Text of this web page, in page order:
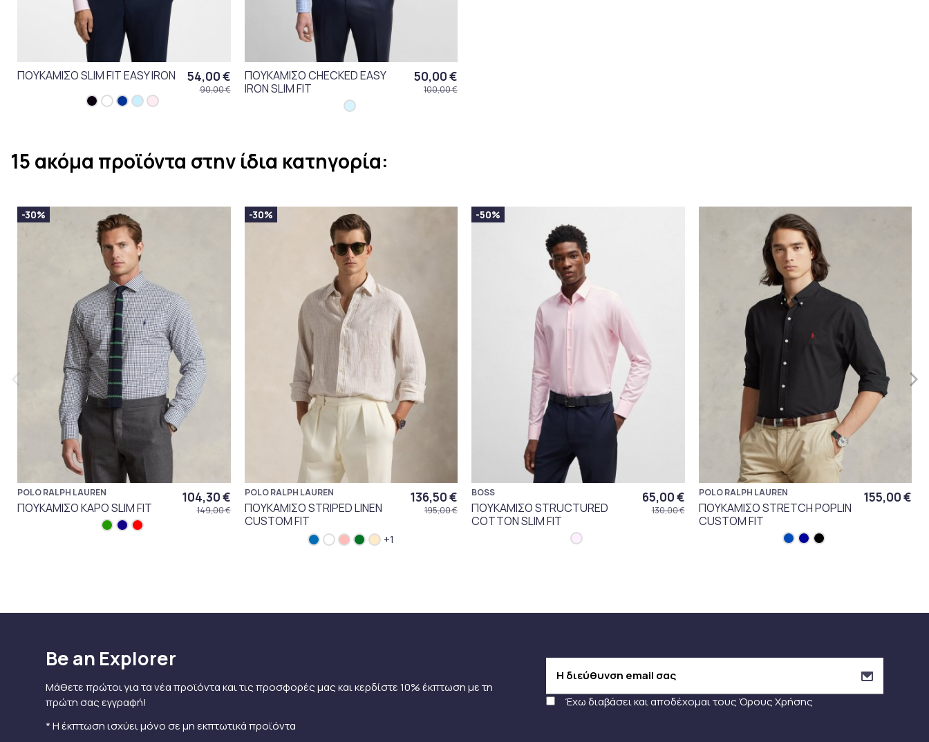
ΠΟΥΚΑΜΙΣΟ SLIM FIT EASY IRON 54,00 €
90,00 €
ΠΟΥΚΑΜΙΣΟ CHECKED EASY
IRON SLIM FIT
50,00 €
100,00 €
15 ακόμα προϊόντα στην ίδια κατηγορία:
-30%
POLO RALPH LAUREN
ΠΟΥΚΑΜΙΣΟ ΚΑΡΟ SLIM FIT
104,30 €
149,00 €
-30%
POLO RALPH LAUREN
ΠΟΥΚΑΜΙΣΟ STRIPED LINEN
CUSTOM FIT
136,50 €
195,00 €
+1
-50%
BOSS
ΠΟΥΚΑΜΙΣΟ STRUCTURED
COTTON SLIM FIT
65,00 €
130,00 €
POLO RALPH LAUREN
ΠΟΥΚΑΜΙΣΟ STRETCH POPLIN
CUSTOM FIT
155,00 €
Be an Explorer
Μάθετε πρώτοι για τα νέα προϊόντα και τις προσφορές μας και κερδίστε 10% έκπτωση με τη
πρώτη σας εγγραφή!
* Η έκπτωση ισχύει μόνο σε μη εκπτωτικά προϊόντα
Έχω διαβάσει και αποδέχομαι τουςΌρους Χρήσης